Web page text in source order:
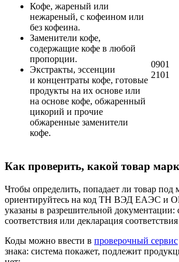
Кофе, жареный или
нежареный, с кофеином или
без кофеина.
Заменители кофе,
содержащие кофе в любой
пропорции.
Экстракты, эссенции
и концентраты кофе, готовые
продукты на их основе или
на основе кофе, обжаренный
цикорий и прочие
обжаренные заменители
кофе.
0901
2101
Как проверить, какой товар
Чтобы определить, попадает ли товар под
ориентируйтесь на код ТН ВЭД ЕАЭС и
указаны в разрешительной документации:
соответствия или декларация
Коды можно ввести в проверочный сервис
знака: система покажет, подлежит